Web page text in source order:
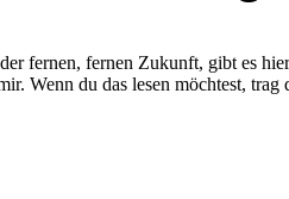
fernen, fernen Zukunft, gibt es
Wenn du das lesen möchtest, trag